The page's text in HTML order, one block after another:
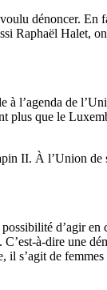
dénoncer. En
Halet,
l’agenda de
plus que le
II. À l’Union de
d’agir
à-dire une
s’agit de